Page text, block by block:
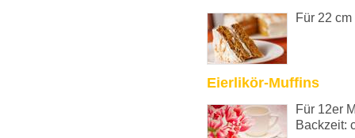
Für 22
Eierlikör-Muffins
Für 12er
Backzeit: